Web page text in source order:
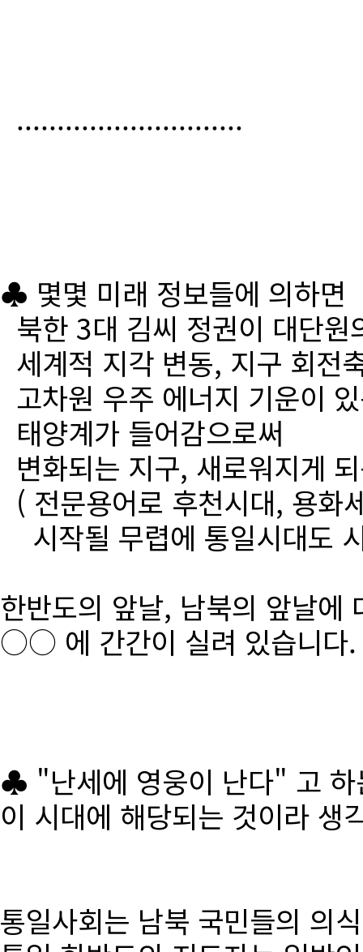
............................
♣ 몇몇 미래 정보들에 의하면
북한 3대 김씨 정권이 대단
세계적 지각 변동, 지구 회전
고차원 우주 에너지 기운이
태양계가 들어감으로써
변화되는 지구, 새로워지게
( 전문용어로 후천시대, 용화
시작될 무렵에 통일시대도
한반도의 앞날, 남북의 앞날에
○○ 에 간간이 실려 있습니다.
♣ "난세에 영웅이 난다" 고 하
이 시대에 해당되는 것이라 생
통일사회는 남북 국민들의 의